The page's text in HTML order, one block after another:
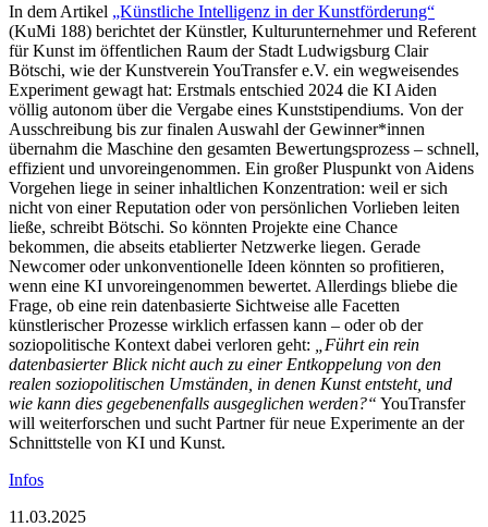
In dem Artikel „Künstliche Intelligenz in der Kunstförderung“
(KuMi 188) berichtet der Künstler, Kulturunternehmer und Referent
für Kunst im öffentlichen Raum der Stadt Ludwigsburg Clair
Bötschi, wie der Kunstverein YouTransfer e.V. ein wegweisendes
Experiment gewagt hat: Erstmals entschied 2024 die KI Aiden
völlig autonom über die Vergabe eines Kunststipendiums. Von der
Ausschreibung bis zur finalen Auswahl der Gewinner*innen
übernahm die Maschine den gesamten Bewertungsprozess – schnell,
effizient und unvoreingenommen. Ein großer Pluspunkt von Aidens
Vorgehen liege in seiner inhaltlichen Konzentration: weil er sich
nicht von einer Reputation oder von persönlichen Vorlieben leiten
ließe, schreibt Bötschi. So könnten Projekte eine Chance
bekommen, die abseits etablierter Netzwerke liegen. Gerade
Newcomer oder unkonventionelle Ideen könnten so profitieren,
wenn eine KI unvoreingenommen bewertet. Allerdings bliebe die
Frage, ob eine rein datenbasierte Sichtweise alle Facetten
künstlerischer Prozesse wirklich erfassen kann – oder ob der
soziopolitische Kontext dabei verloren geht:
„Führt ein rein
datenbasierter Blick nicht auch zu einer Entkoppelung von den
realen soziopolitischen Umständen, in denen Kunst entsteht, und
wie kann dies gegebenenfalls ausgeglichen werden?“ YouTransfer
will weiterforschen und sucht Partner für neue Experimente an der
Schnittstelle von KI und Kunst.
Infos
11.03.2025